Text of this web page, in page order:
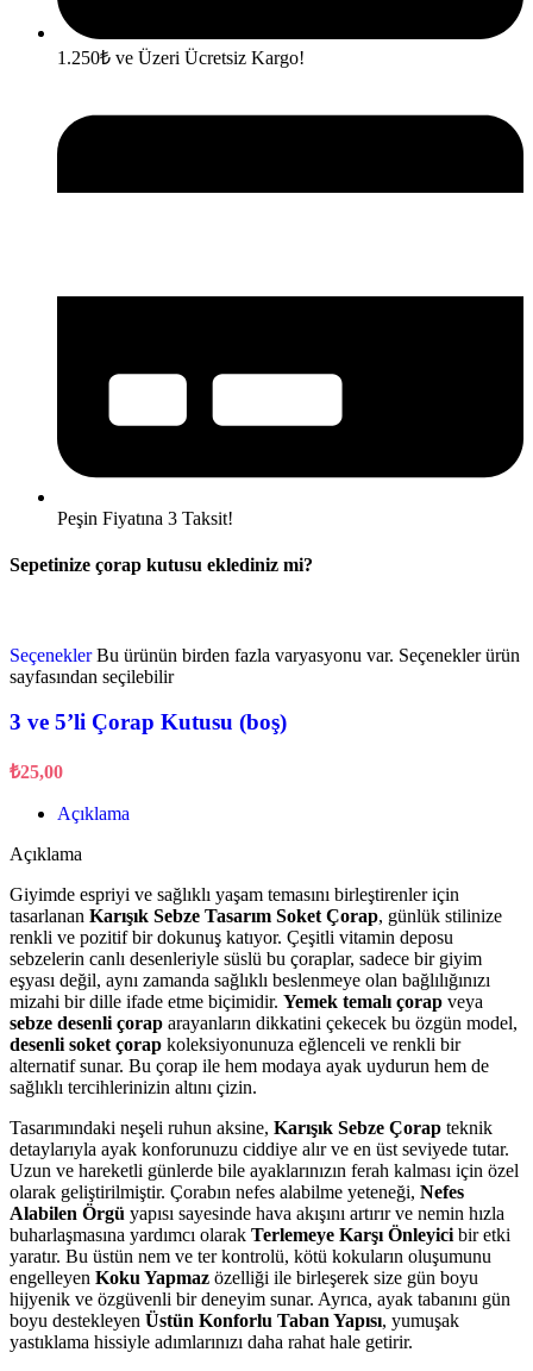
1.250₺ ve Üzeri Ücretsiz Kargo!
Peşin Fiyatına 3 Taksit!
Sepetinize çorap kutusu eklediniz mi?
Seçenekler Bu ürünün birden fazla varyasyonu var. Seçenekler ürün
sayfasından seçilebilir
3 ve 5’li Çorap Kutusu (boş)
₺25,00
Açıklama
Açıklama
Giyimde espriyi ve sağlıklı yaşam temasını birleştirenler için
tasarlanan Karışık Sebze Tasarım Soket Çorap, günlük stilinize
renkli ve pozitif bir dokunuş katıyor. Çeşitli vitamin deposu
sebzelerin canlı desenleriyle süslü bu çoraplar, sadece bir giyim
eşyası değil, aynı zamanda sağlıklı beslenmeye olan bağlılığınızı
mizahi bir dille ifade etme biçimidir. Yemek temalı çorap veya
sebze desenli çorap arayanların dikkatini çekecek bu özgün model,
desenli soket çorap koleksiyonunuza eğlenceli ve renkli bir
alternatif sunar. Bu çorap ile hem modaya ayak uydurun hem de
sağlıklı tercihlerinizin altını çizin.
Tasarımındaki neşeli ruhun aksine, Karışık Sebze Çorap teknik
detaylarıyla ayak konforunuzu ciddiye alır ve en üst seviyede tutar.
Uzun ve hareketli günlerde bile ayaklarınızın ferah kalması için özel
olarak geliştirilmiştir. Çorabın nefes alabilme yeteneği, Nefes
Alabilen Örgü yapısı sayesinde hava akışını artırır ve nemin hızla
buharlaşmasına yardımcı olarak Terlemeye Karşı Önleyici bir etki
yaratır. Bu üstün nem ve ter kontrolü, kötü kokuların oluşumunu
engelleyen Koku Yapmaz özelliği ile birleşerek size gün boyu
hijyenik ve özgüvenli bir deneyim sunar. Ayrıca, ayak tabanını gün
boyu destekleyen Üstün Konforlu Taban Yapısı, yumuşak
yastıklama hissiyle adımlarınızı daha rahat hale getirir.